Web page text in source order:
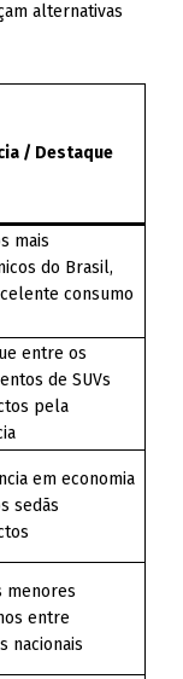
alternativas
/ Destaque
mais
do Brasil,
consumo
entre os
de SUVs
pela
em economia
sedãs
menores
entre
nacionais